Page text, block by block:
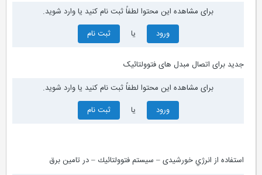
برای مشاهده این محتوا لطفاً ثبت نام کنید یا وارد شوید.
ورود
ثبت نام
ﺟﺪﯾﺪ ﺑﺮای اﺗﺼﺎل ﻣﺒﺪل ﻫﺎی ﻓﺘﻮوﻟﺘﺎﺋﯿﮏ
برای مشاهده این محتوا لطفاً ثبت نام کنید یا وارد شوید.
ورود
ثبت نام
استفاده از انرژي خورشيدی – سيستم فتوولتائيك – در تامين برق